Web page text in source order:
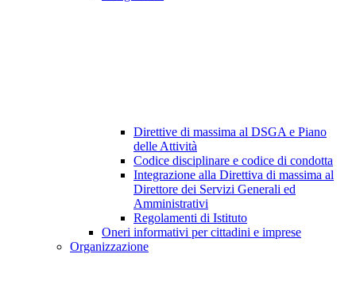
Direttive di massima al DSGA e Piano
delle Attività
Codice disciplinare e codice di condotta
Integrazione alla Direttiva di massima al
Direttore dei Servizi Generali ed
Amministrativi
Regolamenti di Istituto
Oneri informativi per cittadini e imprese
Organizzazione